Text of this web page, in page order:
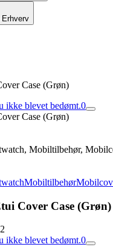
Erhverv
Case (Grøn)
ikke blevet bedømt.0
Case (Grøn)
Mobiltilbehør,
Mobiltilbehør
Cover Case (Grøn)
ikke blevet bedømt.0